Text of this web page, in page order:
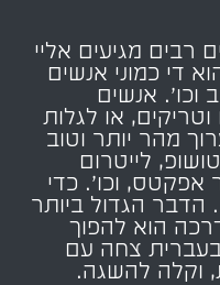
רבים מגיעים אליי
די כמוני אנשים
וכו’. אנשים
או לגלות
מהר יותר וטוב
לייטרום
אפקטס, וכו’. כדי
הדבר הגדול ביותר
הוא להפוך
בעברית צחה עם
וקלה להשגה.